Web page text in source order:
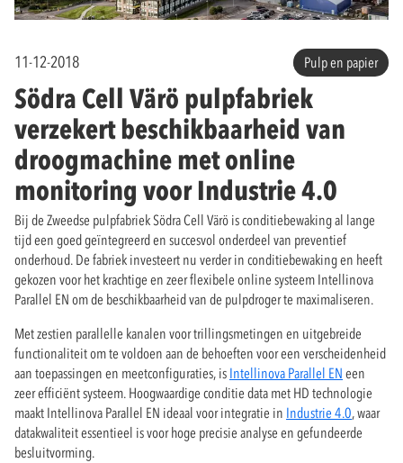
11-12-2018 Pulp en papier
Södra Cell Värö pulpfabriek
verzekert beschikbaarheid van
droogmachine met online
monitoring voor Industrie 4.0
Bij de Zweedse pulpfabriek Södra Cell Värö is conditiebewaking al lange
tijd een goed geïntegreerd en succesvol onderdeel van preventief
onderhoud. De fabriek investeert nu verder in conditiebewaking en heeft
gekozen voor het krachtige en zeer flexibele online systeem Intellinova
Parallel EN om de beschikbaarheid van de pulpdroger te maximaliseren.
Met zestien parallelle kanalen voor trillingsmetingen en uitgebreide
functionaliteit om te voldoen aan de behoeften voor een verscheidenheid
aan toepassingen en meetconfiguraties, is Intellinova Parallel EN een
zeer efficiënt systeem. Hoogwaardige conditie data met HD technologie
maakt Intellinova Parallel EN ideaal voor integratie in Industrie 4.0, waar
datakwaliteit essentieel is voor hoge precisie analyse en gefundeerde
besluitvorming.